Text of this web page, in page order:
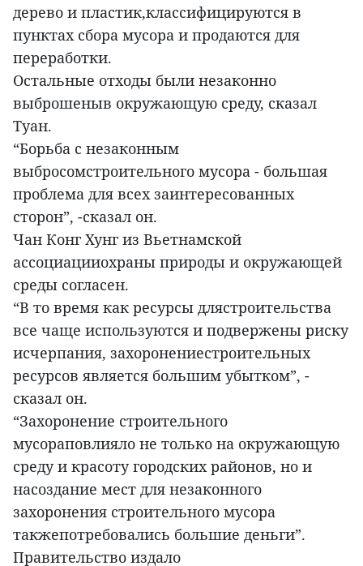
дерево и пластик,классифицируются в
пунктах сбора мусора и продаются для
переработки.
Остальные отходы были незаконно
выброшеныв окружающую среду, сказал
Туан.
“Борьба с незаконным
выбросомстроительного мусора - большая
проблема для всех заинтересованных
сторон”, -сказал он.
Чан Конг Хунг из Вьетнамской
ассоциацииохраны природы и окружающей
среды согласен.
“В то время как ресурсы длястроительства
все чаще используются и подвержены риску
исчерпания, захоронениестроительных
ресурсов является большим убытком”, -
сказал он.
“Захоронение строительного
мусораповлияло не только на окружающую
среду и красоту городских районов, но и
насоздание мест для незаконного
захоронения строительного мусора
такжепотребовались большие деньги”.
Правительство издало